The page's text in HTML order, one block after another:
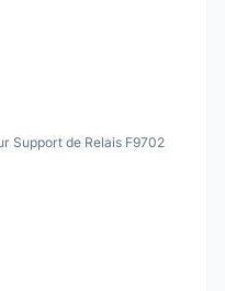
Support de Relais F9702